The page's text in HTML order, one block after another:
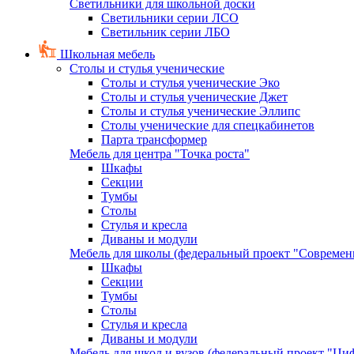
Светильники для школьной доски
Светильники серии ЛСО
Светильник серии ЛБО
Школьная мебель
Столы и стулья ученические
Столы и стулья ученические Эко
Столы и стулья ученические Джет
Столы и стулья ученические Эллипс
Столы ученические для спецкабинетов
Парта трансформер
Мебель для центра "Точка роста"
Шкафы
Секции
Тумбы
Столы
Стулья и кресла
Диваны и модули
Мебель для школы (федеральный проект
Шкафы
Секции
Тумбы
Столы
Стулья и кресла
Диваны и модули